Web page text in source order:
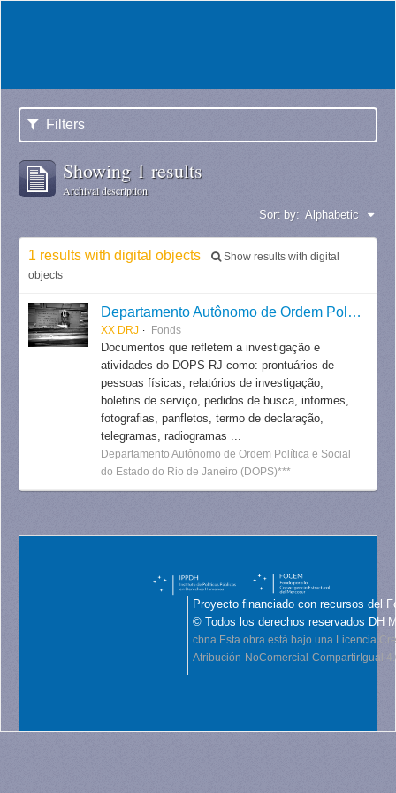
Filters
Showing 1 results
Archival description
Sort by: Alphabetic
1 results with digital objects
Show results with digital
objects
Departamento Autônomo de Ordem Política e Social do Estado do Rio de Janeiro
XX DRJ Fonds
Documentos que refletem a investigação e
atividades do DOPS-RJ como: prontuários de
pessoas físicas, relatórios de investigação,
boletins de serviço, pedidos de busca, informes,
fotografias, panfletos, termo de declaração,
telegramas, radiogramas ...
Departamento Autônomo de Ordem Política e Social
do Estado do Rio de Janeiro (DOPS)***
Proyecto financiado con recursos del
© Todos los derechos reservados DH
cbna Esta obra está bajo una Licencia
Atribución-NoComercial-CompartirIgual